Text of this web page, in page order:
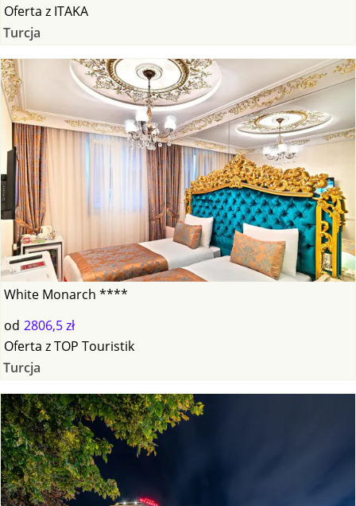
Oferta z ITAKA
Turcja
White Monarch ****
od 2806,5 zł
Oferta zTOP Touristik
Turcja